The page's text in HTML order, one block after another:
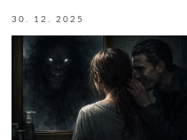
30. 12. 2025